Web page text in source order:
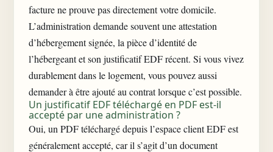
facture ne prouve pas directement votre domicile.
L’administration demande souvent une attestation
d’hébergement signée, la pièce d’identité de
l’hébergeant et son justificatif EDF récent. Si vous vivez
durablement dans le logement, vous pouvez aussi
demander à être ajouté au contrat lorsque c’est possible.
Un justificatif EDF téléchargé en PDF est-il
accepté par une administration ?
Oui, un PDF téléchargé depuis l’espace client EDF est
généralement accepté, car il s’agit d’un document